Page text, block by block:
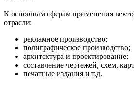
К основным сферам применения
отрасли:
рекламное производство;
полиграфическое производство;
архитектура и проектирование;
составление чертежей, схем,
печатные издания и т.д.